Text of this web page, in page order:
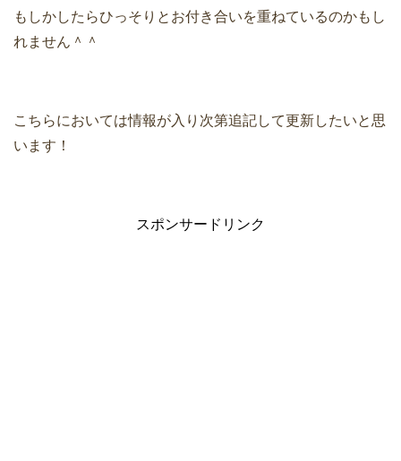
もしかしたらひっそりとお付き合いを重ねているのかもし
れません＾＾
こちらにおいては情報が入り次第追記して更新したいと思
います！
スポンサードリンク